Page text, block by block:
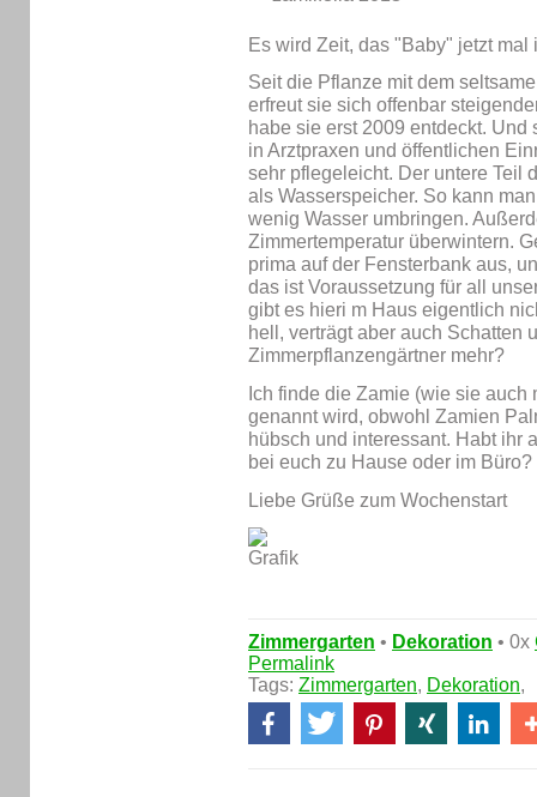
Es wird Zeit, das "Baby" jetzt
Seit die Pflanze mit dem
erfreut sie sich offenbar
habe sie erst 2009 entdeckt.
in Arztpraxen und öffentlichen
sehr pflegeleicht. Der untere Teil
als Wasserspeicher. So kann
wenig Wasser umbringen.
Zimmertemperatur überwintern.
prima auf der Fensterbank aus,
das ist Voraussetzung für all
gibt es hieri m Haus eigentlich
hell, verträgt aber auch Schatten
Zimmerpflanzengärtner mehr?
Ich finde die Zamie (wie sie
genannt wird, obwohl Zamien
hübsch und interessant. Habt ihr
bei euch zu Hause oder im Büro?
Liebe Grüße zum Wochenstart
Zimmergarten • Dekoration • 0x
Permalink
Tags: Zimmergarten, Dekoration,